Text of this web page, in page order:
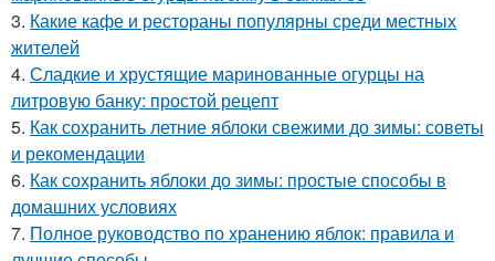
3. Какие кафе и рестораны популярны среди местных
жителей
4. Сладкие и хрустящие маринованные огурцы на
литровую банку: простой рецепт
5. Как сохранить летние яблоки свежими до зимы: советы
и рекомендации
6. Как сохранить яблоки до зимы: простые способы в
домашних условиях
7. Полное руководство по хранению яблок: правила и